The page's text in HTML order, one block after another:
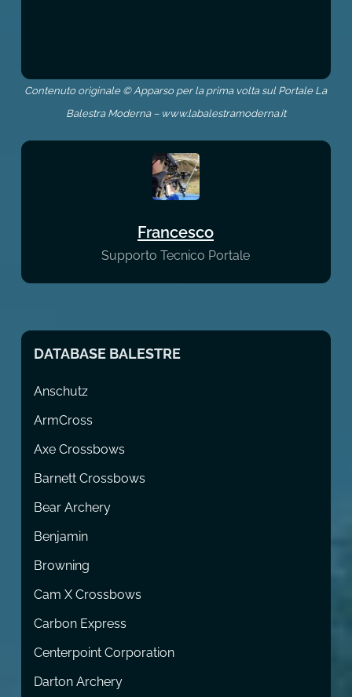
Contenuto originale © Apparso per la prima volta sul Portale La
Balestra Moderna – www.labalestramoderna.it
Francesco
Supporto Tecnico Portale
DATABASE BALESTRE
Anschutz
ArmCross
Axe Crossbows
Barnett Crossbows
Bear Archery
Benjamin
Browning
Cam X Crossbows
Carbon Express
Centerpoint Corporation
Darton Archery